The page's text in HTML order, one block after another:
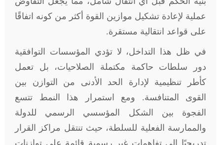
عملية لإعادة تشكيل موازين القوة أكثر من كونه اتفاقًا
على قواعد انتقالية مستقرة.
في ظل هذا التداخل، لا تؤدي المؤسسات التوافقية
دور سلطات حاكمة مكتملة الصلاحيات، بل تعمل
كأطر تنظيمية لإدارة الحد الأدنى من التوازن بين
القوى المتنافسة. ومع استمرار هذا النمط تتسع
الفجوة بين الشكل المؤسسي الرسمي للدولة
والممارسة الفعلية للسلطة، حيث تنتقل مراكز القرار